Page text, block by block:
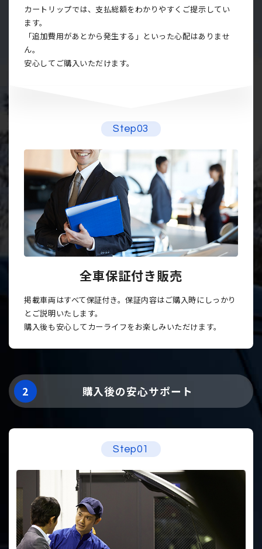
カートリップでは、支払総額をわかりやすくご提示してい
ます。
「追加費用があとから発生する」といった心配はありませ
ん。
安心してご購入いただけます。
Step03
全車保証付き販売
掲載車両はすべて保証付き。保証内容はご購入時にしっかり
とご説明いたします。
購入後も安心してカーライフをお楽しみいただけます。
2 購入後の安心サポート
Step01